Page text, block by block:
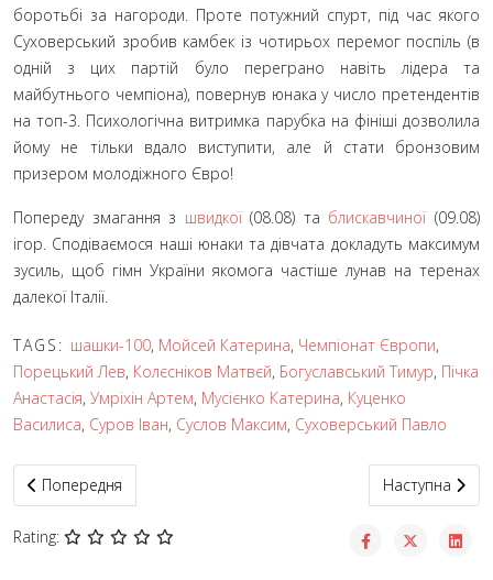
боротьбі за нагороди. Проте потужний спурт, під час якого
Суховерський зробив камбек із чотирьох перемог поспіль (в
одній з цих партій було переграно навіть лідера та
майбутнього чемпіона), повернув юнака у число претендентів
на топ-3. Психологічна витримка парубка на фініші дозволила
йому не тільки вдало виступити, але й стати бронзовим
призером молодіжного Євро!
Попереду змагання з швидкої(08.08) та блискавчиної(09.08)
ігор. Сподіваємося наші юнаки та дівчата докладуть максимум
зусиль, щоб гімн України якомога частіше лунав на теренах
далекої Італії.
TAGS: шашки-100, Мойсей Катерина, Чемпіонат Європи,
Порецький Лев, Колєсніков Матвєй, Богуславський Тимур, Пічка
Анастасія, Умріхін Артем, Мусієнко Катерина, Куценко
Василиса, Суров Іван, Суслов Максим, Суховерський Павло
Попередня стаття: В Італії завершилися швидкі програми
Попередня Наступна
Наступна
Rating: